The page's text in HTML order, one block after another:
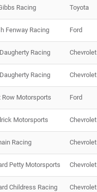
Racing Toyota
Fenway Racing Ford
Racing Chevrolet
Racing Chevrolet
Row Motorsports Ford
Motorsports Chevrolet
Racing Chevrolet
Petty Motorsports Chevrolet
Childress Racing Chevrolet